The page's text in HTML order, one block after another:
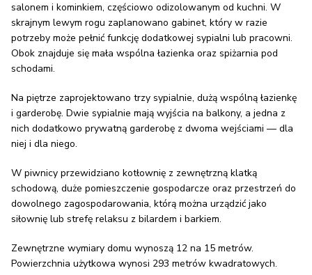
salonem i kominkiem, częściowo odizolowanym od kuchni. W
skrajnym lewym rogu zaplanowano gabinet, który w razie
potrzeby może pełnić funkcję dodatkowej sypialni lub pracowni.
Obok znajduje się mała wspólna łazienka oraz spiżarnia pod
schodami.
Na piętrze zaprojektowano trzy sypialnie, dużą wspólną łazienkę
i garderobę. Dwie sypialnie mają wyjścia na balkony, a jedna z
nich dodatkowo prywatną garderobę z dwoma wejściami — dla
niej i dla niego.
W piwnicy przewidziano kotłownię z zewnętrzną klatką
schodową, duże pomieszczenie gospodarcze oraz przestrzeń do
dowolnego zagospodarowania, którą można urządzić jako
siłownię lub strefę relaksu z bilardem i barkiem.
Zewnętrzne wymiary domu wynoszą 12 na 15 metrów.
Powierzchnia użytkowa wynosi 293 metrów kwadratowych.